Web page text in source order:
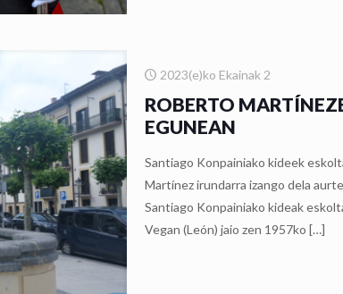
2023(e)ko Ekainak 2
ROBERTO
EGUNEAN
Santiago Konpainiako kideek
Martínez irundarra izango dela
Santiago Konpainiako kideak
Vegan (León) jaio zen 1957ko […]